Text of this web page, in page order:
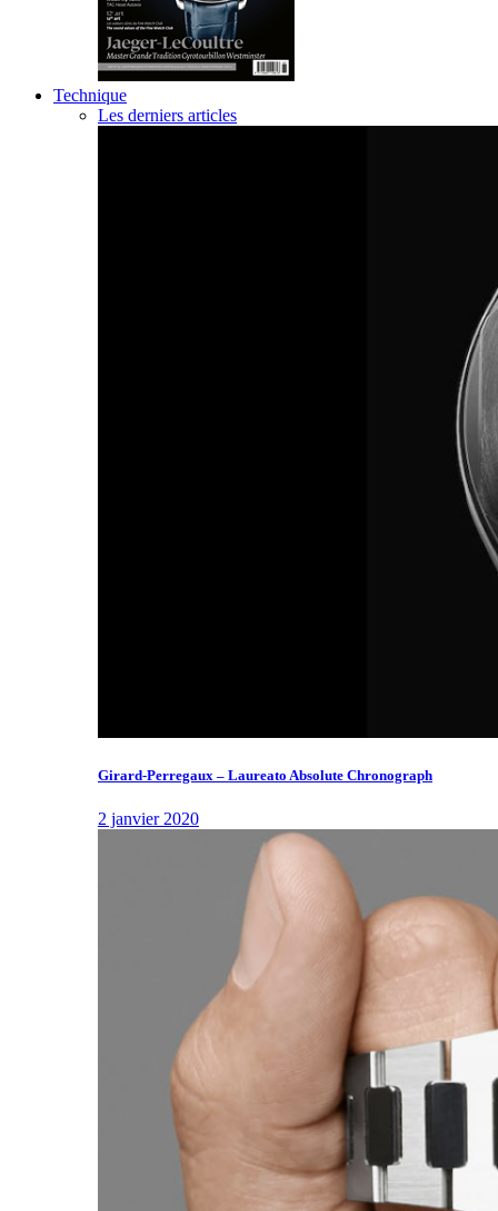
Technique
Les derniers articles
Girard-Perregaux – Laureato Absolute Chronograph
2 janvier 2020